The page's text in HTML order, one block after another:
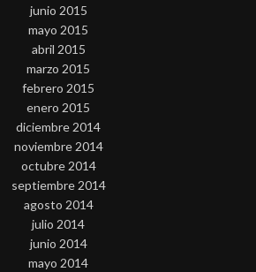
junio 2015
mayo 2015
abril 2015
marzo 2015
febrero 2015
enero 2015
diciembre 2014
noviembre 2014
octubre 2014
septiembre 2014
agosto 2014
julio 2014
junio 2014
mayo 2014